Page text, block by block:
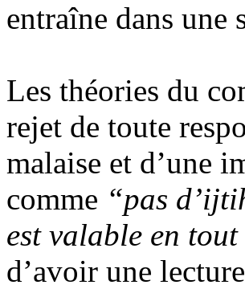
entraîne dans une
Les théories du
rejet de toute
malaise et d’une
comme “pas d’
est valable en
d’avoir une